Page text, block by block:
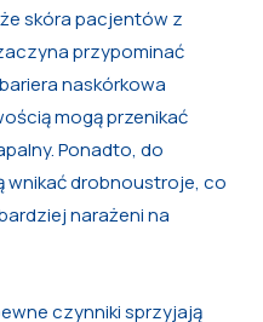
skóra pacjentów z
przypominać
naskórkowa
mogą przenikać
Ponadto, do
wnikać drobnoustroje, co
narażeni na
czynniki sprzyjają